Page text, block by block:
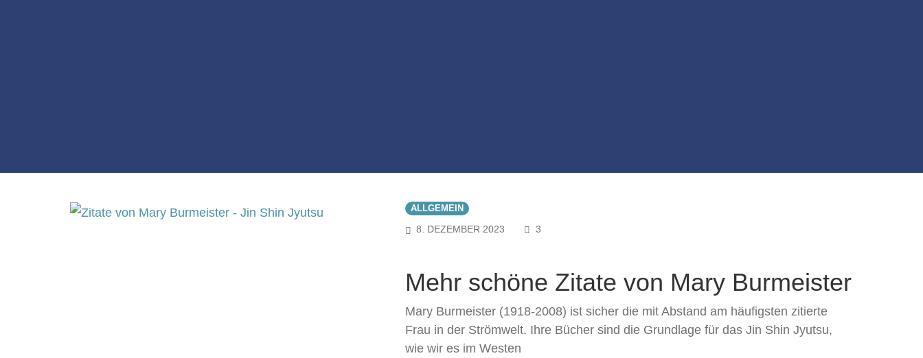
ALLGEMEIN
8. DEZEMBER 2023 3COMMENTS
Mehr schöne Zitate von Mary Burmeister
Mary Burmeister (1918-2008) ist sicher die mit Abstand am häufigsten zitierte
Frau in der Strömwelt. Ihre Bücher sind die Grundlage für das Jin Shin Jyutsu,
wie wir es im Westen